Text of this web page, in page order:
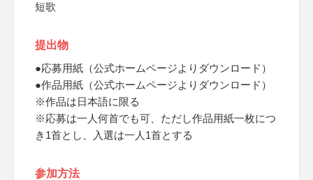
短歌
提出物
●応募用紙（公式ホームページよりダウンロード）
●作品用紙（公式ホームページよりダウンロード）
※作品は日本語に限る
※応募は一人何首でも可、ただし作品用紙一枚につ
き1首とし、入選は一人1首とする
参加方法